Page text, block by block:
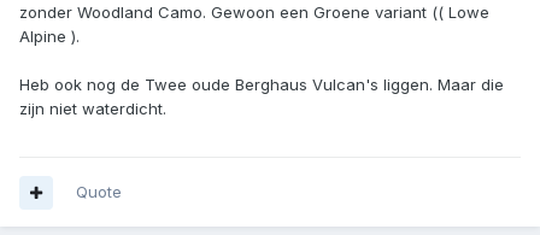
zonder Woodland Camo. Gewoon een Groene variant (( Lowe
Alpine ).
Heb ook nog de Twee oude Berghaus Vulcan's liggen. Maar die
zijn niet waterdicht.
Quote